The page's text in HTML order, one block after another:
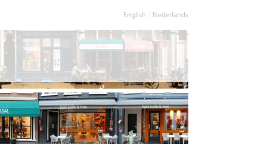
English Nederlands